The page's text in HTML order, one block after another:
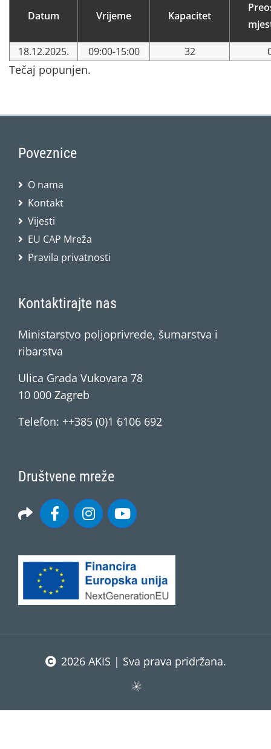
Datum Vrijeme Kapacitet
18.12.2025. 09:00-15:00 32
Tečaj popunjen.
Poveznice
O nama
Kontakt
Vijesti
EU CAP Mreža
Pravila privatnosti
Kontaktirajte nas
Ministarstvo poljoprivrede, šumarstva i
ribarstva
Ulica Grada Vukovara 78
10 000 Zagreb
Telefon: ++385 (0)1 6106 692
Društvene mreže
2026 AKIS | Sva prava pridržana.